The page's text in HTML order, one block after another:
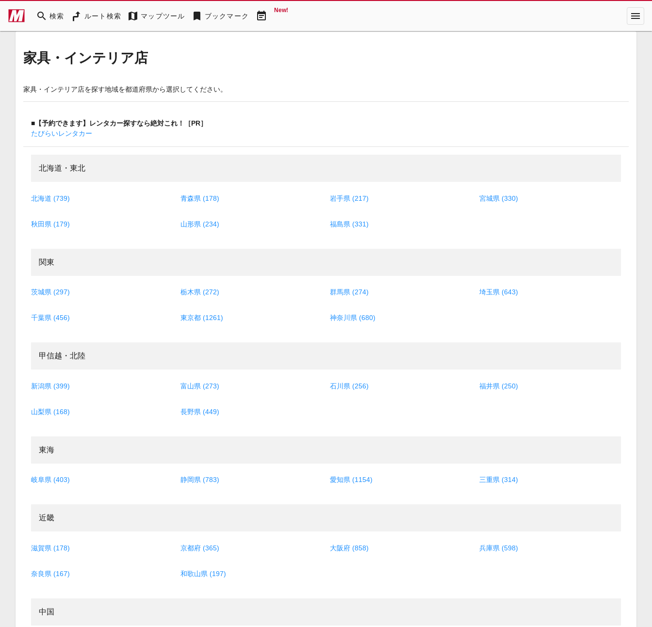
search 検索 ルート検索 map マップツール bookmark ブックマーク event_note New! menu
家具・インテリア店
家具・インテリア店を探す地域を都道府県から選択してください。
■【予約できます】レンタカー探すなら絶対これ！［PR］
たびらいレンタカー
北海道・東北
北海道 (739) 青森県 (178) 岩手県 (217) 宮城県 (330)
秋田県 (179) 山形県 (234) 福島県 (331)
関東
茨城県 (297) 栃木県 (272) 群馬県 (274) 埼玉県 (643)
千葉県 (456) 東京都 (1261) 神奈川県 (680)
甲信越・北陸
新潟県 (399) 富山県 (273) 石川県 (256) 福井県 (250)
山梨県 (168) 長野県 (449)
東海
岐阜県 (403) 静岡県 (783) 愛知県 (1154) 三重県 (314)
近畿
滋賀県 (178) 京都府 (365) 大阪府 (858) 兵庫県 (598)
奈良県 (167) 和歌山県 (197)
中国